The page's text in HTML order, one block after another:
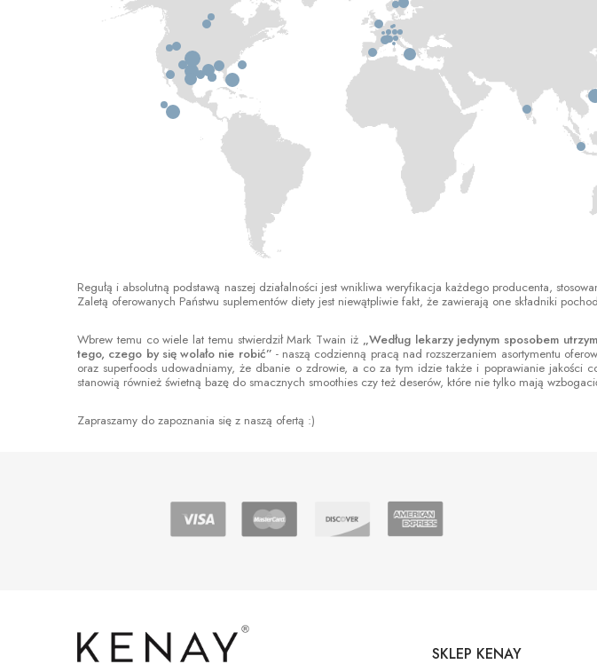
Regułą i absolutną podstawą naszej działalności jest wnikliwa weryfikacja każdego producenta,
Zaletą oferowanych Państwu suplementów diety jest niewątpliwie fakt, że zawierają one składniki
Wbrew temu co wiele lat temu stwierdził Mark Twain iż „Według lekarzy jedynym sposobem
tego, czego by się wolało nie robić” - naszą codzienną pracą nad rozszerzaniem asortymentu
oraz superfoods udowadniamy, że dbanie o zdrowie, a co za tym idzie także i poprawianie jakości
stanowią również świetną bazę do smacznych smoothies czy też deserów, które nie tylko mają
Zapraszamy do zapoznania się z naszą ofertą :)
SKLEP KENAY